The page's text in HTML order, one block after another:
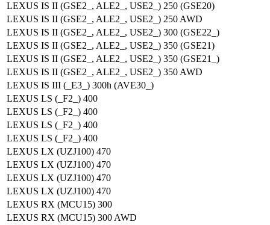
LEXUS IS II (GSE2_, ALE2_, USE2_) 250 (GSE20)
LEXUS IS II (GSE2_, ALE2_, USE2_) 250 AWD
LEXUS IS II (GSE2_, ALE2_, USE2_) 300 (GSE22_)
LEXUS IS II (GSE2_, ALE2_, USE2_) 350 (GSE21)
LEXUS IS II (GSE2_, ALE2_, USE2_) 350 (GSE21_)
LEXUS IS II (GSE2_, ALE2_, USE2_) 350 AWD
LEXUS IS III (_E3_) 300h (AVE30_)
LEXUS LS (_F2_) 400
LEXUS LS (_F2_) 400
LEXUS LS (_F2_) 400
LEXUS LS (_F2_) 400
LEXUS LX (UZJ100) 470
LEXUS LX (UZJ100) 470
LEXUS LX (UZJ100) 470
LEXUS LX (UZJ100) 470
LEXUS RX (MCU15) 300
LEXUS RX (MCU15) 300 AWD